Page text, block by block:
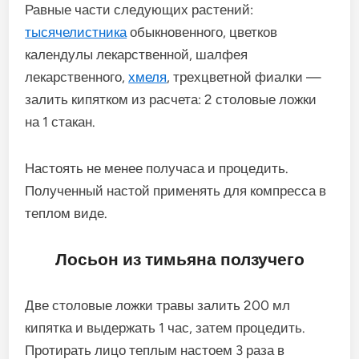
Равные части следующих растений:
тысячелистника обыкновенного, цветков
календулы лекарственной, шалфея
лекарственного,хмеля, трехцветной фиалки —
залить кипятком из расчета: 2 столовые ложки
на 1 стакан.
Настоять не менее получаса и процедить.
Полученный настой применять для компресса в
теплом виде.
Лосьон из тимьяна ползучего
Две столовые ложки травы залить 200 мл
кипятка и выдержать 1 час, затем процедить.
Протирать лицо теплым настоем 3 раза в